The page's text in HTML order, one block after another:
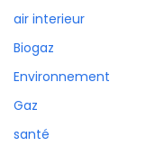
air interieur
Biogaz
Environnement
Gaz
santé